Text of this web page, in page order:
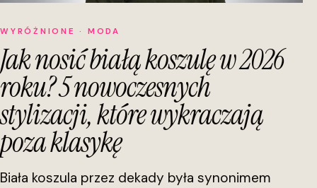
WYRÓŻNIONE · MODA
Jak nosić białą koszulę w 2026
roku? 5 nowoczesnych
stylizacji, które wykraczają
poza klasykę
Biała koszula przez dekady była synonimem